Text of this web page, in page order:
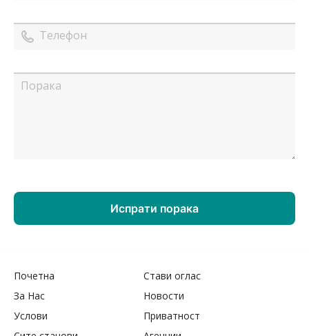
Почетна
Стави оглас
За Нас
Новости
Услови
Приватност